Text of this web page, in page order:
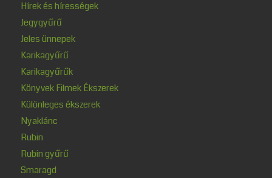
Hírek és hírességek
Jegygyűrű
Jeles ünnepek
Karikagyűrű
Karikagyűrűk
Könyvek Filmek Ékszerek
Különleges ékszerek
Nyaklánc
Rubin
Rubin gyűrű
Smaragd